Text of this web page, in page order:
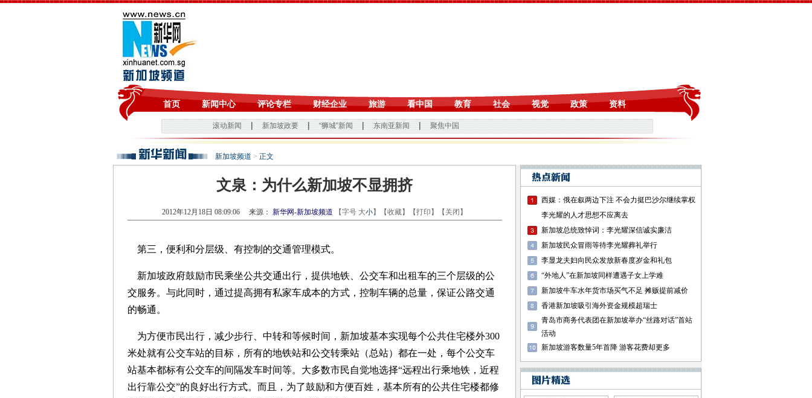
新加坡频道 > 正文
文泉：为什么新加坡不显拥挤
2012年12月18日 08:09:06 来源： 新华网-新加坡频道 【字号 大小】【收藏】【打印 】【 关闭 】
第三，便利和分层级、有控制的交通管理模式。
新加坡政府鼓励市民乘坐公共交通出行，提供地铁、公交车和出租车的三个层级的公
交服务。与此同时，通过提高拥有私家车成本的方式，控制车辆的总量，保证公路交通
的畅通。
为方便市民出行，减少步行、中转和等候时间，新加坡基本实现每个公共住宅楼外300
米处就有公交车站的目标，所有的地铁站和公交转乘站（总站）都在一处，每个公交车
站基本都标有公交车的间隔发车时间等。大多数市民自觉地选择“远程出行乘地铁，近程
出行靠公交”的良好出行方式。而且，为了鼓励和方便百姓，基本所有的公共住宅楼都修